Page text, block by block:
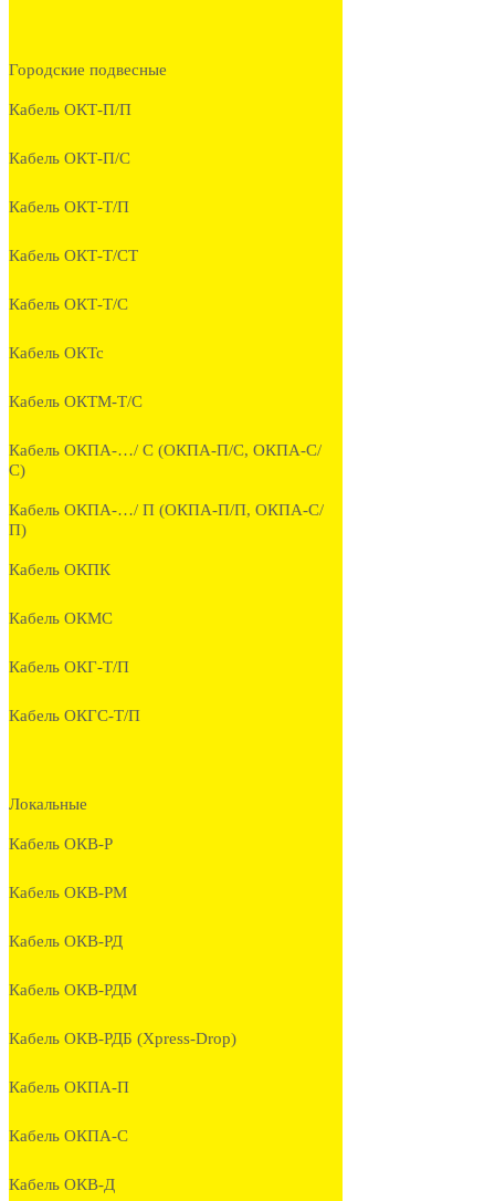
Городские подвесные
Кабель ОКТ-П/П
Кабель ОКТ-П/С
Кабель ОКТ-Т/П
Кабель ОКТ-Т/СТ
Кабель ОКТ-Т/С
Кабель ОКТс
Кабель ОКТМ-Т/С
Кабель ОКПА-…/ С (ОКПА-П/С, ОКПА-С/
С)
Кабель ОКПА-…/ П (ОКПА-П/П, ОКПА-С/
П)
Кабель ОКПК
Кабель ОКМС
Кабель ОКГ-Т/П
Кабель ОКГС-Т/П
Локальные
Кабель ОКВ-Р
Кабель ОКВ-РМ
Кабель ОКВ-РД
Кабель ОКВ-РДМ
Кабель ОКВ-РДБ (Xpress-Drop)
Кабель ОКПА-П
Кабель ОКПА-С
Кабель ОКВ-Д